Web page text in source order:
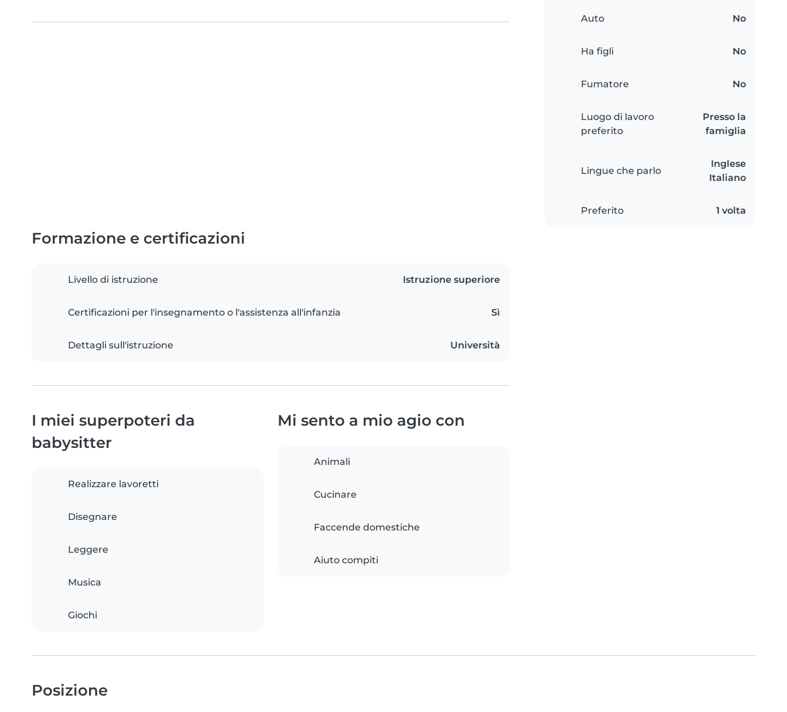
Auto No
Ha figli No
Fumatore No
Luogo di lavoro
preferito
Presso la
famiglia
Lingue che parlo
Inglese
Italiano
Preferito 1 volta
Formazione e certificazioni
Livello di istruzione Istruzione superiore
Certificazioni per l'insegnamento o l'assistenza all'infanzia Sì
Dettagli sull'istruzione Università
I miei superpoteri da
babysitter
Realizzare lavoretti
Disegnare
Leggere
Musica
Giochi
Mi sento a mio agio con
Animali
Cucinare
Faccende domestiche
Aiuto compiti
Posizione